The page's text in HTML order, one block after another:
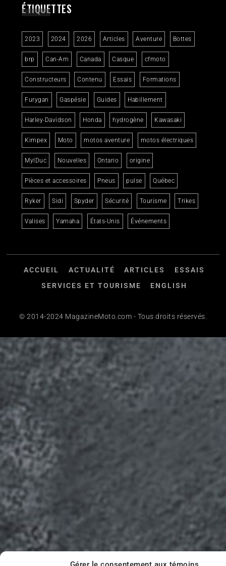
ÉTIQUETTES
2023 2024 2026 Articles Aventure Bottes
brp Can-Am Canada Casque cfmoto
Constructeurs Contenu Essais Formations
Furygan Gaspésie Guides Habillement
Harley-Davidson Honda hydrogène Kawasaki
Kimpex Moto motos aventure motos électriques
MylDuc Nouvelles Ontario origine
Pièces et accessoires Pneus pulse Québec
Ryker Sidi Spyder Sécurité Tourisme Trikes
Valises Yamaha États-Unis Événements
ACCUEIL ACTUALITÉ ARTICLES
ESSAIS
SERVICES ET TOURISME
ENGLISH
© 2014-2024 MagazineMoto.com - Tous droits réservés.